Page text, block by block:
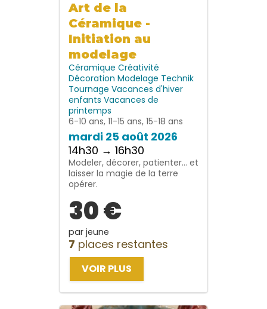
Art de la
Céramique -
Initiation au
modelage
Céramique Créativité
Décoration Modelage Technik
Tournage Vacances d'hiver
enfants Vacances de
printemps
6-10 ans, 11-15 ans, 15-18 ans
mardi 25 août 2026
14h30 → 16h30
Modeler, décorer, patienter… et
laisser la magie de la terre
opérer.
30 €
par jeune
7 places restantes
VOIR PLUS